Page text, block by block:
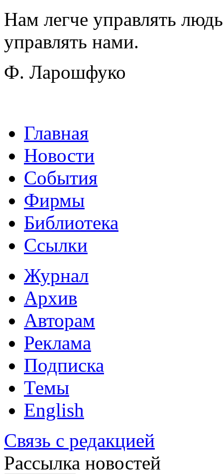
Нам легче управлять
управлять нами.
Ф. Ларошфуко
Главная
Новости
События
Фирмы
Библиотека
Ссылки
Журнал
Архив
Авторам
Реклама
Подписка
Темы
English
Связь с редакцией
Рассылка новостей